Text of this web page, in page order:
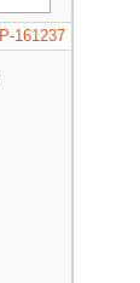
P-161237